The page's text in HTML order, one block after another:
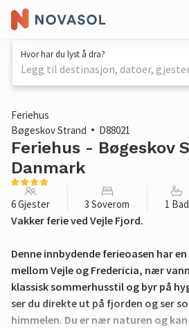
Hvor har du lyst å dra?
Legg til destinasjon, datoer,
1 / 20
Feriehus
Bøgeskov Strand
D88021
Feriehus - Bøgeskov
Danmark
6 Gjester 3 Soverom 1 Bad
Vakker ferie ved Vejle Fjord.
Denne innbydende ferieoasen har
mellom Vejle og Fredericia, nær
klassisk sommerhusstil og byr på
ser du direkte ut på fjorden og ser
himmelen. Du er nær naturen og